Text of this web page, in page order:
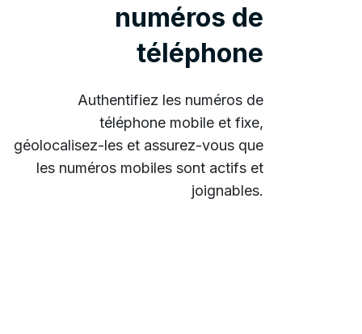
numéros de
téléphone
Authentifiez les numéros de
téléphone mobile et fixe,
géolocalisez-les et assurez-vous que
les numéros mobiles sont actifs et
joignables.